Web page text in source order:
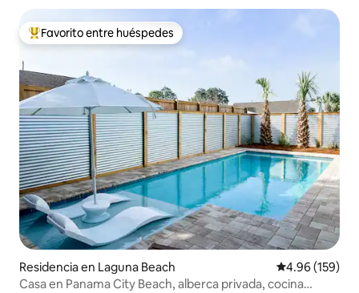
De los mejores en Favorito entre huéspedes
Favorito entre huéspedes
Residencia en Laguna Beach Calificación
4.96 (159)
Casa en Panama City Beach, alberca privada, cocina